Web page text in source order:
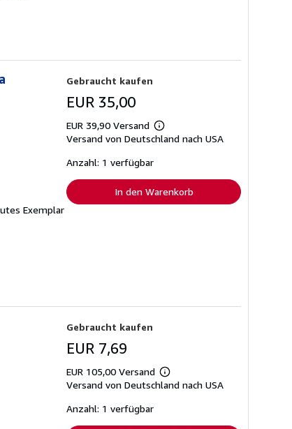
Exemplar
Gebraucht kaufen
EUR 35,00
EUR 39,90 Versand
Weitere
Informationen
Versand von Deutschland nach USA
Anzahl: 1 verfügbar
In den Warenkorb
Gebraucht kaufen
EUR 7,69
EUR 105,00 Versand
Weitere
Informationen
Versand von Deutschland nach USA
Anzahl: 1 verfügbar